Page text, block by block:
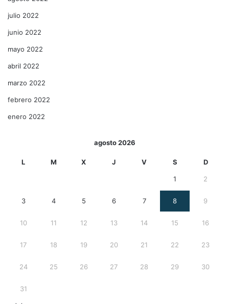
julio 2022
junio 2022
mayo 2022
abril 2022
marzo 2022
febrero 2022
enero 2022
agosto 2026
L M X J V S D
1 2
3 4 5 6 7 8 9
10 11 12 13 14 15 16
17 18 19 20 21 22 23
24 25 26 27 28 29 30
31